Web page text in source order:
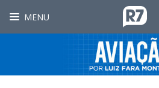
MENU